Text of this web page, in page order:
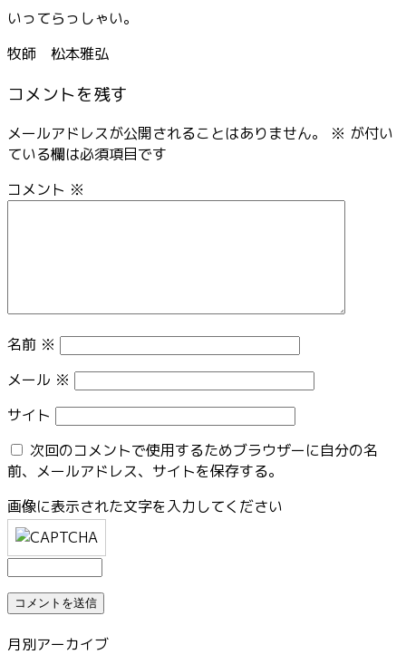
いってらっしゃい。
牧師 松本雅弘
コメントを残す
メールアドレスが公開されることはありません。 ※ が付い
ている欄は必須項目です
コメント ※
名前 ※
メール ※
サイト
次回のコメントで使用するためブラウザーに自分の名
前、メールアドレス、サイトを保存する。
画像に表示された文字を入力してください
月別アーカイブ